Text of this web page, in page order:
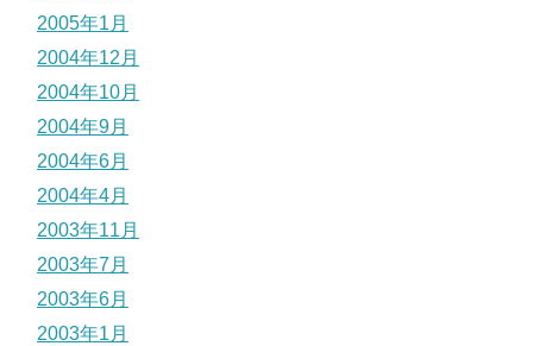
2005年1月
2004年12月
2004年10月
2004年9月
2004年6月
2004年4月
2003年11月
2003年7月
2003年6月
2003年1月